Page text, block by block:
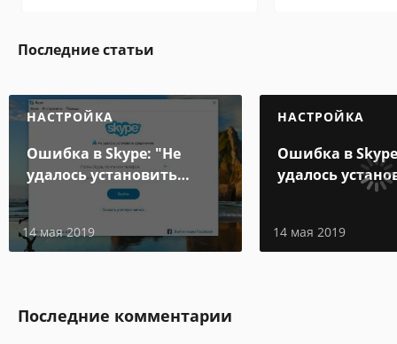
Последние статьи
НАСТРОЙКА
Ошибка в Skype: "Не
удалось установить
соединение". Что делать?
14 мая 2019
НАСТРОЙКА
Ошибка в
удалось
соединение".
14 мая 2019
Последние комментарии